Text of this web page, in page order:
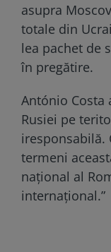
asupra
totale din
lea pachet de
în pregătire.
António Costa
Rusiei pe
iresponsabilă.
termeni
național al
internațional.”